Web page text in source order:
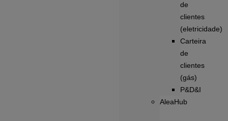
de
clientes
(eletricidade)
Carteira
de
clientes
(gás)
P&D&I
AleaHub